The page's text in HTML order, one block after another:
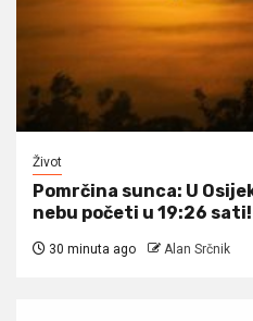
Život
Pomrčina sunca: U
nebu početi u 19:26 sati!
30 minuta ago Alan Srčnik